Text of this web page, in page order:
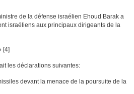
de la défense israélien Ehoud Barak a
israéliens aux principaux dirigeants de la
[4]
les déclarations suivantes:
devant la menace de la poursuite de la